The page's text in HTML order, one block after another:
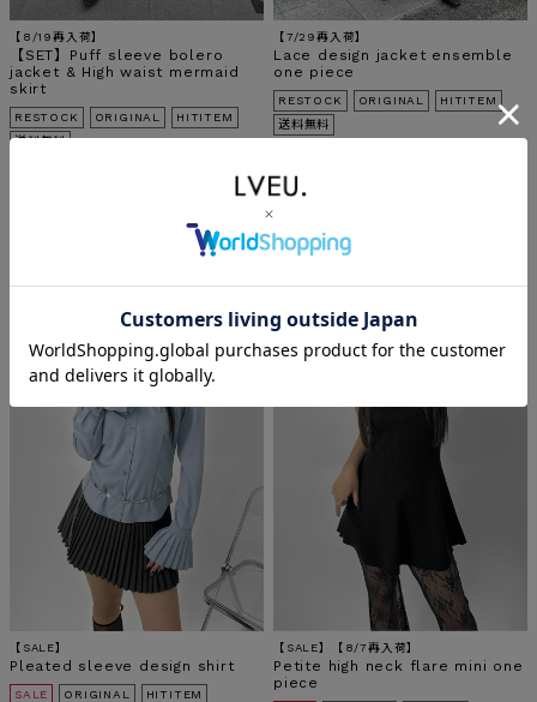
【8/19再入荷】
【SET】Puff sleeve bolero
jacket & High waist mermaid
skirt
RESTOCK ORIGINAL
HITITEM
送料無料
入荷リクエスト受付中
【7/29再入荷】
Lace design jacket ensemble
one piece
RESTOCK ORIGINAL
HITITEM
送料無料
¥
【SALE】
Pleated sleeve design shirt
SALE ORIGINAL HITITEM
【SALE】【8/7再入荷】
Petite high neck flare mini one
piece